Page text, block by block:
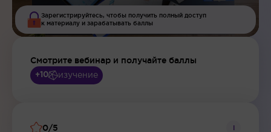
Зарегистрируйтесь, чтобы получить полный доступ
к материалу и зарабатывать баллы
Смотрите вебинар и получайте баллы
+10 изучение
0/5 i